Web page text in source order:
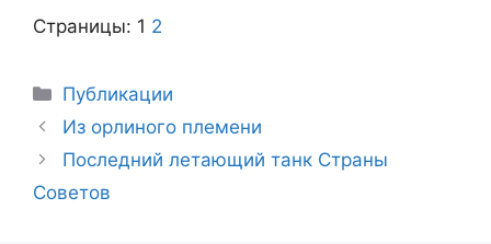
Страницы: 1 2
Рубрики
Публикации
Из орлиного племени
Последний летающий танк Страны
Советов